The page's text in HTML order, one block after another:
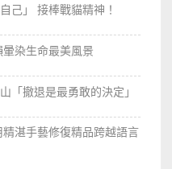
己」 接棒戰貓精神！
染生命最美風景
撤退是最勇敢的決定」
湛手藝修復精品跨越語言